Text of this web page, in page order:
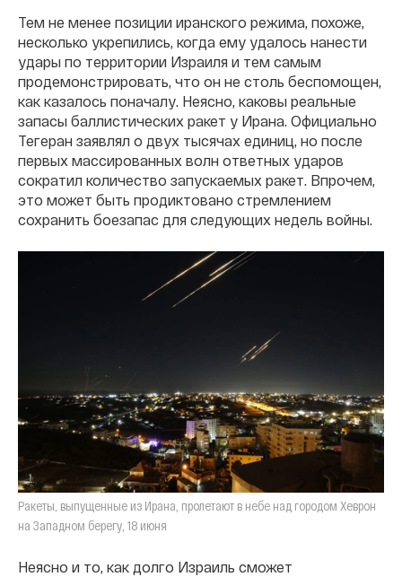
Тем не менее позиции иранского режима, похоже,
несколько укрепились, когда ему удалось нанести
удары по территории Израиля и тем самым
продемонстрировать, что он не столь беспомощен,
как казалось поначалу. Неясно, каковы реальные
запасы баллистических ракет у Ирана. Официально
Тегеран заявлял о двух тысячах единиц, но после
первых массированных волн ответных ударов
сократил количество запускаемых ракет. Впрочем,
это может быть продиктовано стремлением
сохранить боезапас для следующих недель войны.
Ракеты, выпущенные из Ирана, пролетают в небе над городом Хеврон
на Западном берегу, 18 июня
Неясно и то, как долго Израиль сможет